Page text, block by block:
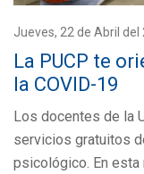
Jueves, 22 de Abril del
La PUCP te
la COVID-19
Los docentes de la
servicios gratuitos
psicológico. En